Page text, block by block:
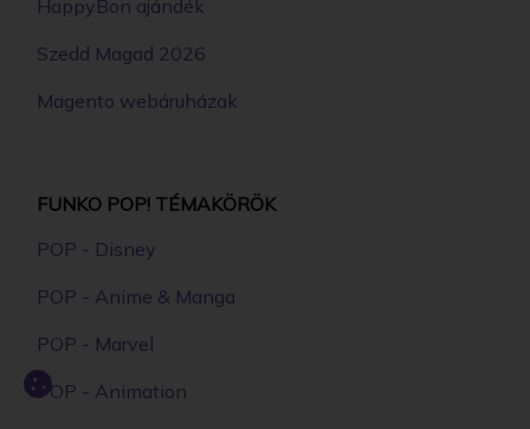
HappyBon ajándék
Szedd Magad 2026
Magento webáruházak
FUNKO POP! TÉMAKÖRÖK
POP - Disney
POP - Anime & Manga
POP - Marvel
POP - Animation